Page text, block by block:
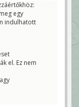
egy
indulhatott
el. Ez nem